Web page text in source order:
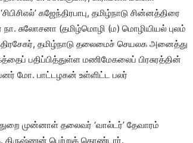
கஜேந்திரபாபு, தமிழ்நாடு சின்னத்திரை
சுலோசனா (தமிழ்மொழி (ம) மொழியியல் புலம்
தமிழ்நாடு தலைமைச் செயலக அனைத்து
பதிப்பித்துள்ள மணிமேகலைப் பிரசுரத்தின்
மோ. பாட்டழகன் உள்ளிட்ட பலர்
முன்னாள் தலைவர் ‘வால்டர்’ தேவாரம்
கிருஷ்ணன் பெற்றுக் கொண்டார்.